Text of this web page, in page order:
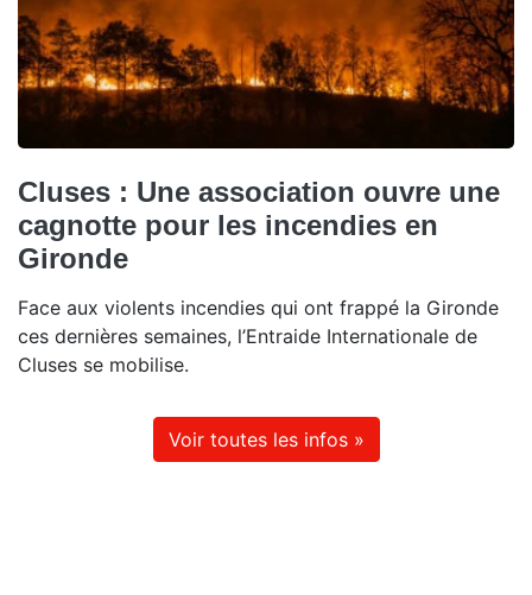
Cluses : Une association ouvre une
cagnotte pour les incendies en
Gironde
Face aux violents incendies qui ont frappé la Gironde
ces dernières semaines, l’Entraide Internationale de
Cluses se mobilise.
Voir toutes les infos »